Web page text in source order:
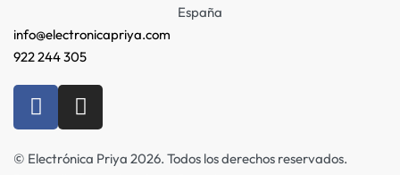
España
info@electronicapriya.com
922 244 305
© Electrónica Priya 2026. Todos los derechos reservados.